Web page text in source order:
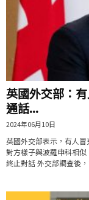
英國外交部：
通話...
2024年06月10日
英國外交部表示，有人
對方樣子與波羅申科相
終止對話 外交部調查後